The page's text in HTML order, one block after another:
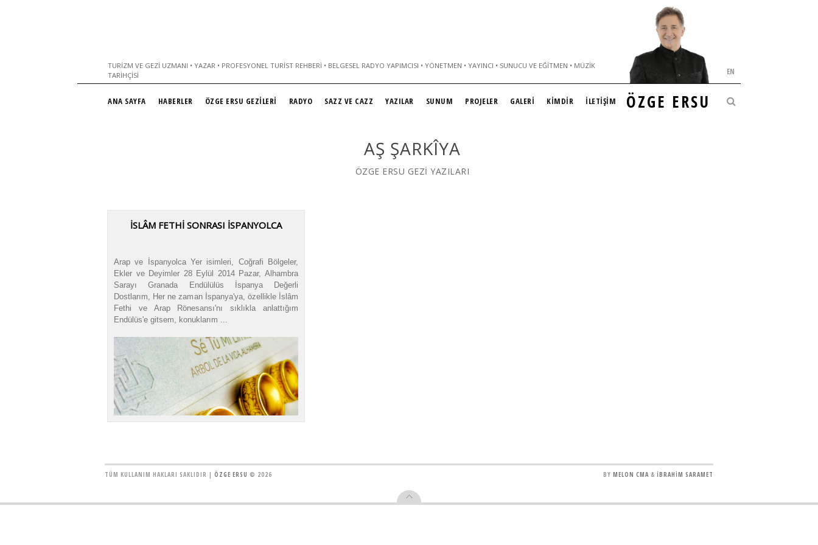
TURIZM VE GEZI UZMANI • YAZAR • PROFESYONEL TURIST REHBERI • BELGESEL RADYO YAPIMCISI • YÖNETMEN • YAYINCI • SUNUCU VE EĞITMEN • MÜZIK
TARIHÇISI
ÖZGE ERSU
EN
ANA SAYFA HABERLER ÖZGE ERSU GEZİLERİ RADYO SAZZ VE CAZZ YAZILAR SUNUM PROJELER GALERİ KİMDİR İLETİŞİM
AŞ ŞARKÎYA
ÖZGE ERSU GEZİ YAZILARI
İSLÂM FETHİ SONRASI İSPANYOLCA
Arap ve İspanyolca Yer isimleri, Coğrafi Bölgeler,
Ekler ve Deyimler 28 Eylül 2014 Pazar, Alhambra
Sarayı Granada Endülülüs İspanya Değerli
Dostlarım, Her ne zaman İspanya'ya, özellikle İslâm
Fethi ve Arap Rönesansı'nı sıklıkla anlattığım
Endülüs'e gitsem, konuklarım ...
TÜM KULLANIM HAKLARI SAKLIDIR | ÖZGE ERSU © 2026 BY MELON CMA & İBRAHİM SARAMET